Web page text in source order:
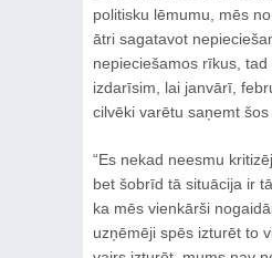
politisku lēmumu, mēs
ātri sagatavot
nepieciešamos rīkus,
izdarīsim, lai janvārī,
cilvēki varētu saņemt šos
“Es nekad neesmu
bet šobrīd tā situācija ir
ka mēs vienkārši
uzņēmēji spēs izturēt to